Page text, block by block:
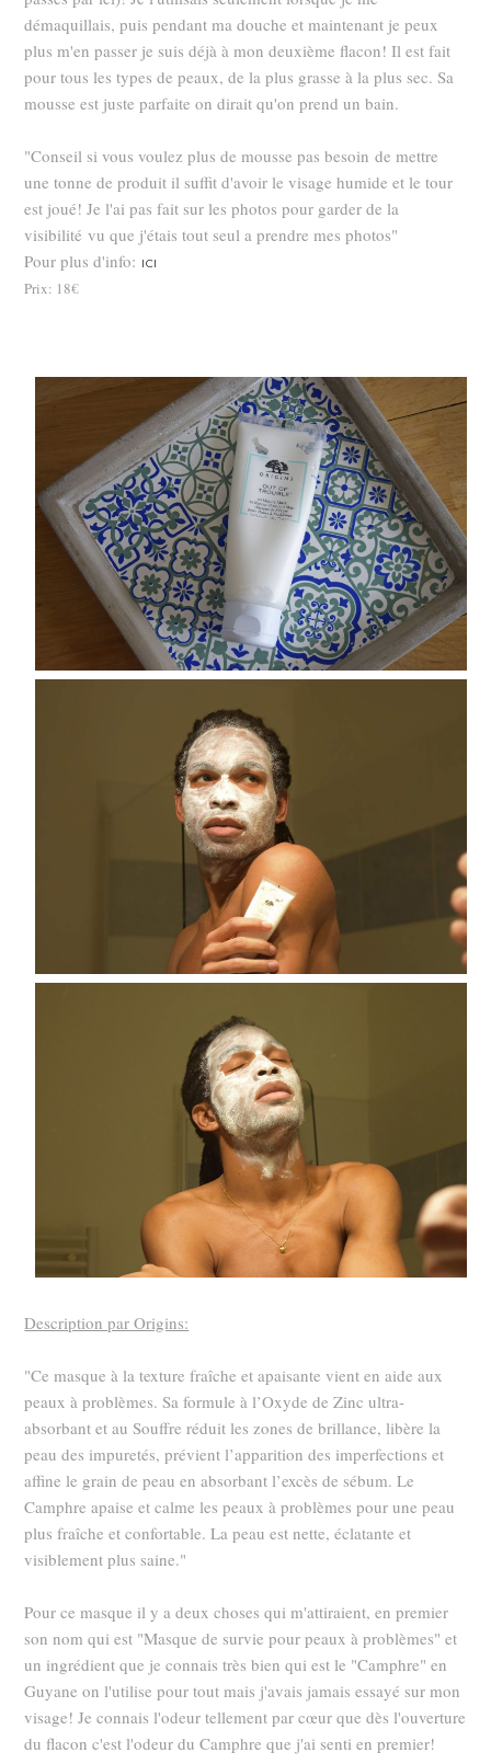
démaquillais, puis pendant ma douche et maintenant je peux
plus m'en passer je suis déjà à mon deuxième flacon! Il est fait
pour tous les types de peaux, de la plus grasse à la plus sec. Sa
mousse est juste parfaite on dirait qu'on prend un bain.
"Conseil si vous voulez plus de mousse pasbesoin de mettre
une tonne de produit il suffit d'avoir le visage humide et le tour
est joué! Je l'ai pas fait sur les photos pour garder de la
visibilité vu que j'étais tout seul a prendre mes photos"
Pour plus d'info: ICI
Prix: 18€
Description par Origins:
"Ce masque à la texture fraîche et apaisante vient en aide aux
peaux à problèmes. Sa formule à l’Oxyde de Zinc ultra-
absorbant et au Souffre réduit les zones de brillance, libère la
peau des impuretés, prévient l’apparition des imperfections et
affine le grain de peau en absorbant l’excès de sébum. Le
Camphre apaise et calme les peaux à problèmes pour une peau
plus fraîche et confortable. La peau est nette, éclatante et
visiblement plus saine."
Pour ce masque il y a deux choses qui m'attiraient, en premier
son nom qui est "Masque de survie pour peaux à problèmes" et
un ingrédient que je connais très bien qui est le "Camphre" en
Guyane on l'utilise pour tout mais j'avais jamais essayé sur mon
visage! Je connais l'odeur tellement par cœur que dès l'ouverture
du flacon c'est l'odeur du Camphre que j'ai senti en premier!